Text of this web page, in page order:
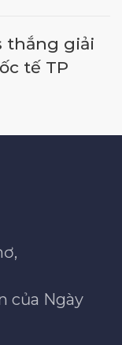
thắng giải
tế TP
của Ngày